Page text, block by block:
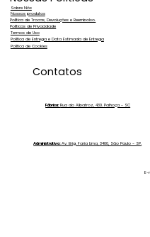
Nossos produtos
Sobre Nós
Política de Trocas, Devoluções e Reembolso.
Políticas de Privacidade
Política de Entrega e Data Estimada de Entrega
Política de Cookies
Termos de Uso
Contatos
Fábrica:Rua do Albatroz, 430. Palhoça - SC
Administrativo:Av. Brig. Faria Lima, 3400, São Paulo - SP.
E-